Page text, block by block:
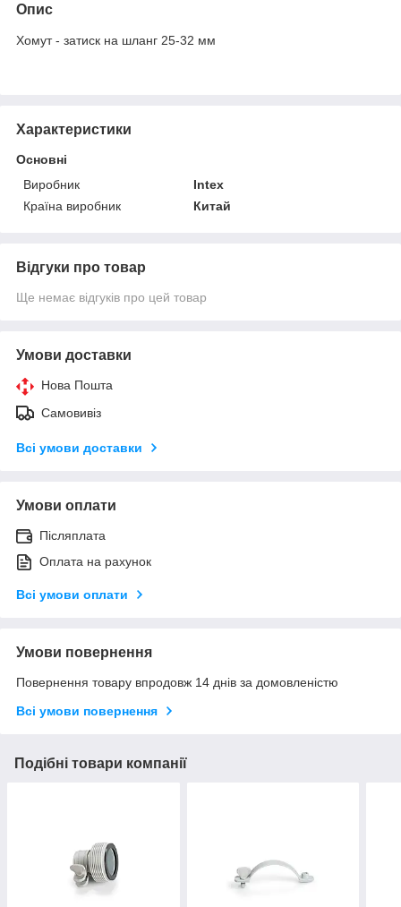
Опис
Хомут - затиск на шланг 25-32 мм
Характеристики
Основні
Виробник
Intex
Країна виробник
Китай
Відгуки про товар
Ще немає відгуків про цей товар
Умови доставки
Нова Пошта
Самовивіз
Всі умови доставки
Умови оплати
Післяплата
Оплата на рахунок
Всі умови оплати
Умови повернення
Повернення товару впродовж 14 днів за домовленістю
Всі умови повернення
Подібні товари компанії